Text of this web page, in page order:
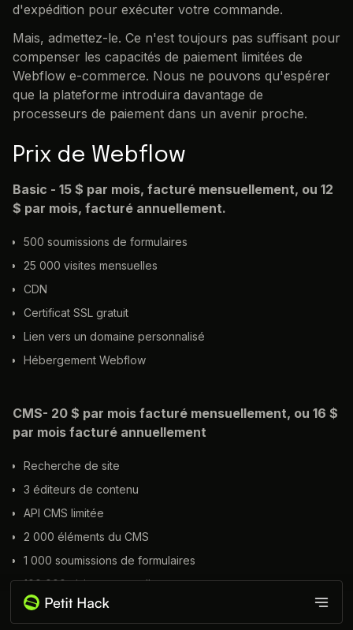
Produits
d'expédition pour exécuter votre commande.
Mais, admettez-le. Ce n'est toujours pas suffisant pour
compenser les capacités de paiement limitées de
Webflow e-commerce. Nous ne pouvons qu'espérer
que la plateforme introduira davantage de
processeurs de paiement dans un avenir proche.
Prix de Webflow
Basic - 15 $ par mois, facturé mensuellement, ou 12
$ par mois, facturé annuellement.
500 soumissions de formulaires
25 000 visites mensuelles
CDN
Certificat SSL gratuit
Lien vers un domaine personnalisé
Hébergement Webflow
CMS- 20 $ par mois facturé mensuellement, ou 16 $
par mois facturé annuellement
Recherche de site
3 éditeurs de contenu
API CMS limitée
2 000 éléments du CMS
1 000 soumissions de formulaires
100 000 visites mensuelles
CDN